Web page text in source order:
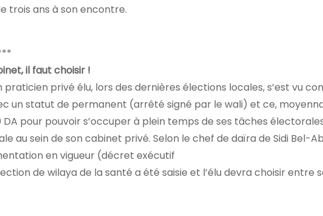
trois ans à son encontre.
il faut choisir !
praticien privé élu, lors des dernières élections locales, s’est vu
un statut de permanent (arrêté signé par le wali) et ce,
pour pouvoir s’occuper à plein temps de ses tâches
au sein de son cabinet privé. Selon le chef de daïra de Sidi Bel-
en vigueur (décret exécutif
de wilaya de la santé a été saisie et l’élu devra choisir entre